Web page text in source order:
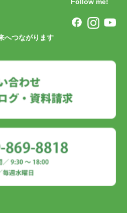
へつながります